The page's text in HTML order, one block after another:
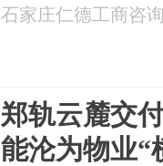
石家庄仁德工商咨
郑轨云麓交
能沦为物业“